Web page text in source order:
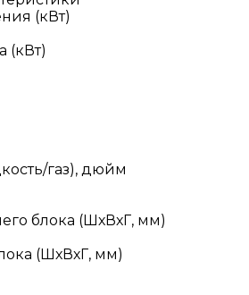
(кВт)
(кВт)
газ), дюйм
блока (ШхВхГ, мм)
(ШхВхГ, мм)